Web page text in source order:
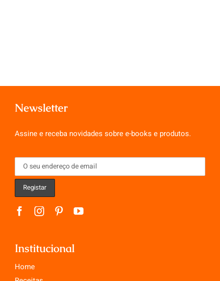
Newsletter
Assine e receba novidades sobre e-books e produtos.
Institucional
Home